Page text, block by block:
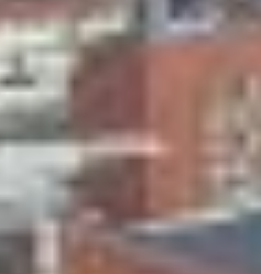
Skeittihalli
Varhaiskasvatus
Ateria- ja välipalamaksut
Mämminiemi